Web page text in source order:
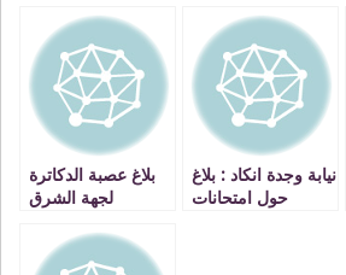
بلاغ عصبة الدكاترة
لجهة الشرق
نيابة وجدة انكاد : بلاغ
حول امتحانات